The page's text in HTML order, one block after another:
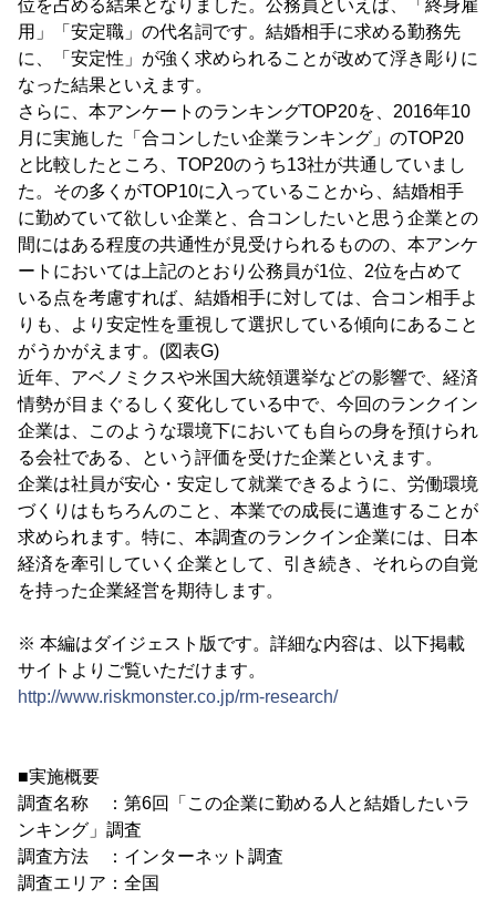
位を占める結果となりました。公務員といえば、「終身雇
用」「安定職」の代名詞です。結婚相手に求める勤務先
に、「安定性」が強く求められることが改めて浮き彫りに
なった結果といえます。
さらに、本アンケートのランキングTOP20を、2016年10
月に実施した「合コンしたい企業ランキング」のTOP20
と比較したところ、TOP20のうち13社が共通していまし
た。その多くがTOP10に入っていることから、結婚相手
に勤めていて欲しい企業と、合コンしたいと思う企業との
間にはある程度の共通性が見受けられるものの、本アンケ
ートにおいては上記のとおり公務員が1位、2位を占めて
いる点を考慮すれば、結婚相手に対しては、合コン相手よ
りも、より安定性を重視して選択している傾向にあること
がうかがえます。(図表G)
近年、アベノミクスや米国大統領選挙などの影響で、経済
情勢が目まぐるしく変化している中で、今回のランクイン
企業は、このような環境下においても自らの身を預けられ
る会社である、という評価を受けた企業といえます。
企業は社員が安心・安定して就業できるように、労働環境
づくりはもちろんのこと、本業での成長に邁進することが
求められます。特に、本調査のランクイン企業には、日本
経済を牽引していく企業として、引き続き、それらの自覚
を持った企業経営を期待します。
※ 本編はダイジェスト版です。詳細な内容は、以下掲載
サイトよりご覧いただけます。
http://www.riskmonster.co.jp/rm-research/
■実施概要
調査名称 ：第6回「この企業に勤める人と結婚したいラ
ンキング」調査
調査方法 ：インターネット調査
調査エリア：全国